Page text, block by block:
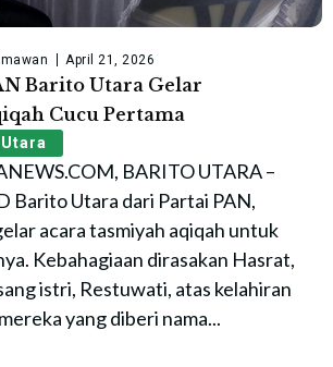
April 21, 2026
Barito Utara Gelar
Cucu Pertama
BARITO UTARA –
Barito Utara dari Partai PAN,
acara tasmiyah aqiqah untuk
Kebahagiaan dirasakan Hasrat,
istri, Restuwati, atas kelahiran
yang diberi nama...